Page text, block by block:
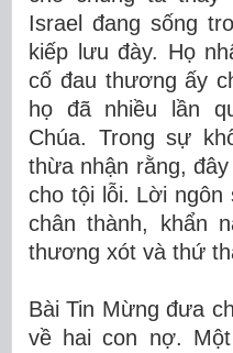
Israel đang sống
kiếp lưu đày. Họ
cố đau thương ấy
họ đã nhiều lần
Chúa. Trong sự
thừa nhận rằng,
cho tội lỗi. Lời
chân thành, khẩn
thương xót và thứ
Bài Tin Mừng đưa
về hai con nợ.